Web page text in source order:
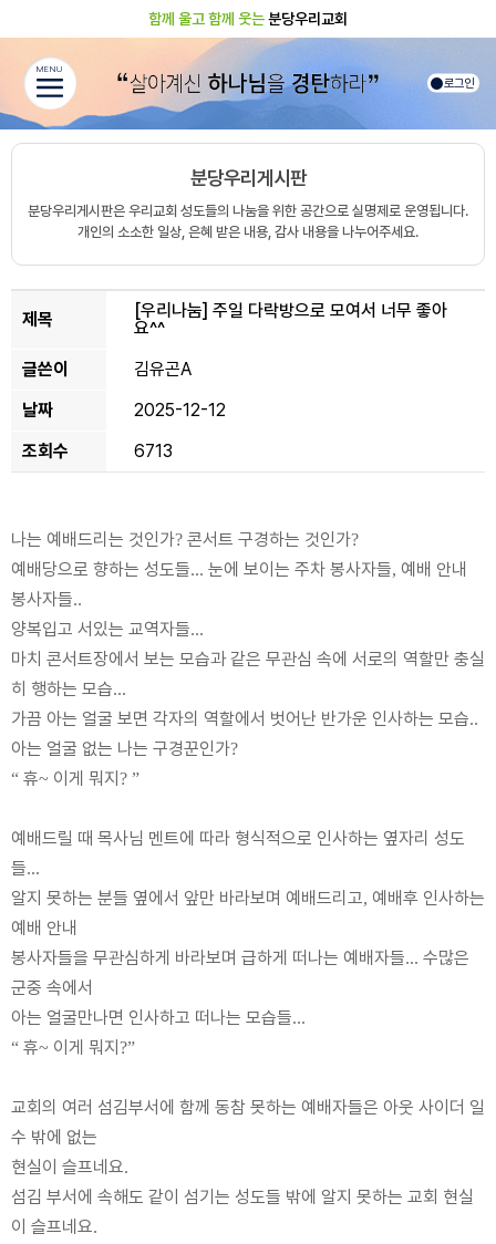
함께 울고 함께 웃는분당우리교회
로그인
MENU
분당우리게시판
분당우리게시판은 우리교회 성도들의 나눔을 위한 공간으로 실명제로 운영됩니다.
개인의 소소한 일상, 은혜 받은 내용, 감사 내용을 나누어주세요.
제목 [우리나눔] 주일 다락방으로 모여서 너무 좋아
요^^
글쓴이
김유곤A
날짜
2025-12-12
조회수
6713
나는 예배드리는 것인가? 콘서트 구경하는 것인가?
예배당으로 향하는 성도들... 눈에 보이는 주차 봉사자들, 예배 안내
봉사자들..
양복입고 서있는 교역자들...
마치 콘서트장에서 보는 모습과 같은 무관심 속에 서로의 역할만 충실
히 행하는 모습...
가끔 아는 얼굴 보면 각자의 역할에서 벗어난 반가운 인사하는 모습..
아는 얼굴 없는 나는 구경꾼인가?
“ 휴~ 이게 뭐지 ? ”
예배드릴 때 목사님 멘트에 따라 형식적으로 인사하는 옆자리 성도
들...
알지 못하는 분들 옆에서 앞만 바라보며 예배드리고, 예배후 인사하는
예배 안내
봉사자들을 무관심하게 바라보며 급하게 떠나는 예배자들... 수많은
군중 속에서
아는 얼굴만나면 인사하고 떠나는 모습들...
“ 휴~ 이게 뭐지 ?”
교회의 여러 섬김부서에 함께 동참 못하는 예배자들은 아웃 사이더 일
수 밖에 없는
현실이 슬프네요.
섬김 부서에 속해도 같이 섬기는 성도들 밖에 알지 못하는 교회 현실
이 슬프네요.